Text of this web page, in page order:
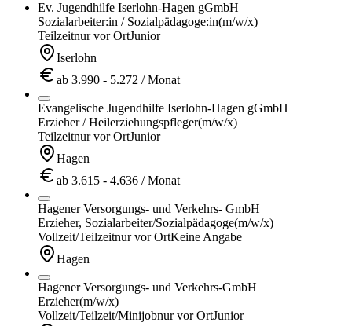
Ev. Jugendhilfe Iserlohn-Hagen gGmbH
Sozialarbeiter:in / Sozialpädagoge:in(m/w/x)
Teilzeitnur vor OrtJunior
Iserlohn
ab 3.990 - 5.272 / Monat
Evangelische Jugendhilfe Iserlohn-Hagen gGmbH
Erzieher / Heilerziehungspfleger(m/w/x)
Teilzeitnur vor OrtJunior
Hagen
ab 3.615 - 4.636 / Monat
Hagener Versorgungs- und Verkehrs- GmbH
Erzieher, Sozialarbeiter/Sozialpädagoge(m/w/x)
Vollzeit/Teilzeitnur vor OrtKeine Angabe
Hagen
Hagener Versorgungs- und Verkehrs-GmbH
Erzieher(m/w/x)
Vollzeit/Teilzeit/Minijobnur vor OrtJunior